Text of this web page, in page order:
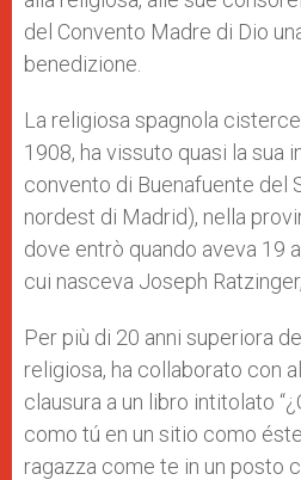
del Convento Madre di Dio
benedizione.
La religiosa spagnola
1908, ha vissuto quasi la sua
convento di Buenafuente del
nordest di Madrid), nella
dove entrò quando aveva 19
cui nasceva Joseph
Per più di 20 anni superiora
religiosa, ha collaborato con
clausura a un libro intitolato
como tú en un sitio como
ragazza come te in un posto